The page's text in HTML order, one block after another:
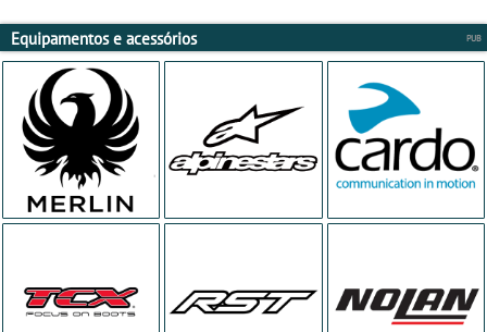
Equipamentos e acessórios